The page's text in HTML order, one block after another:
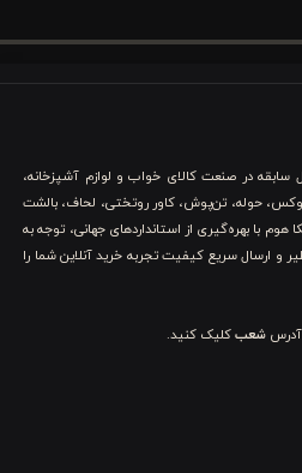
دلپذیر در تمام فصول سال.
برای تخت‌های دو نفره و اتاق‌های
و دوام طولانی مدت.
آلوئه‌ ورا ورونیکا
تک کویین آلوئه‌ ورا ورونیکا، ایجاد
نرم و لطیف لحاف باعث می‌شود که
قرار گیرد و فشارهای غیرضروری
حفظ دمای مناسب بدن در تمام
شدن‌های مکرر شبانه جلوگیری
سال سابقه در صنعت کالای خواب و لوازم آشپزخانه،
لوکس، حوله، تن‌پوش، کاور روتختی، لحاف، بالشت
هوم با بهره‌گیری از استانداردهای جهانی، توجه به
ارسال سریع کیفیت تجربه خرید آنلاین شما را
شعبکلیک کنید.